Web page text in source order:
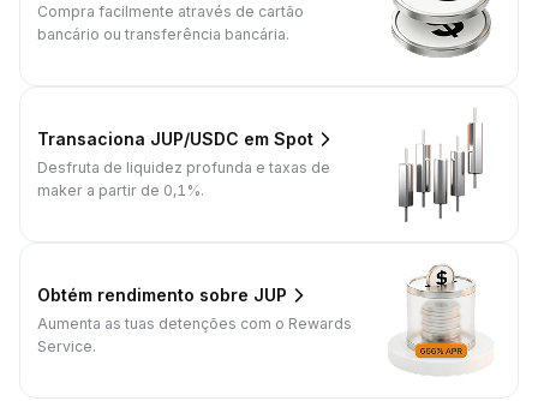
Compra facilmente através de cartão
bancário ou transferência bancária.
Transaciona JUP/USDC em Spot
Desfruta de liquidez profunda e taxas de
maker a partir de 0,1%.
Obtém rendimento sobre JUP
Aumenta as tuas detenções com o Rewards
Service.